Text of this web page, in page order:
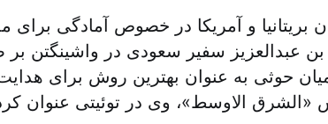
بریتانیا و آمریکا در خصوص آمادگی برای
عبدالعزیز سفیر سعودی در واشینگتن
حوثی به عنوان بهترین روش برای هدایت
الاوسط»، وی در توئیتی عنوان کرد